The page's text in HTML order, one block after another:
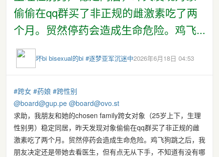
偷偷在qq群买了非正规的雌激素吃了两
个月。贸然停药会造成生命危险。鸡飞...
坏bi bisexual的bi #逐梦亚军沉迷中2026年6月18日 04:53
#跨女 #药娘 #跨性别
@board@gup.pe @board@ovo.st
求助，我朋友和她的chosen family跨女对象（25岁上下，生理
性别男）稳定同居，昨天发现对象偷偷在qq群买了非正规的雌
激素吃了两个月。贸然停药会造成生命危险。鸡飞狗跳之后，我
朋友决定还是带她去看医生，但有点无从下手，不知道有没有哪